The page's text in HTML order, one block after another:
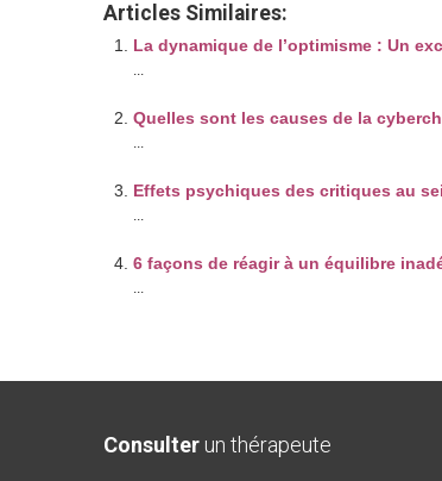
Articles Similaires:
La dynamique de l’optimisme : Un
...
Quelles sont les causes de la
...
Effets psychiques des critiques au
...
6 façons de réagir à un équilibre
...
Consulter un thérapeute